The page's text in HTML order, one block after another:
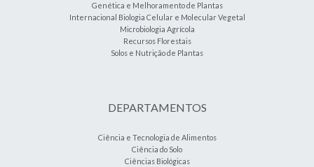
Genética e Melhoramento de Plantas
Internacional Biologia Celular e Molecular Vegetal
Microbiologia Agrícola
Recursos Florestais
Solos e Nutrição de Plantas
DEPARTAMENTOS
Ciência e Tecnologia de Alimentos
Ciência do Solo
Ciências Biológicas